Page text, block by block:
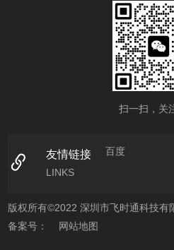
扫一扫，关
友情链接
LINKS
百度
版权所有©2022 深圳市飞时通科技有
备案号：
网站地图